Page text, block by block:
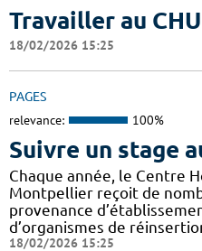
Travailler au CHU
18/02/2026 15:25
PAGES
relevance: 100%
Suivre un stage
Chaque année, le Centre
Montpellier reçoit de
provenance
d’organismes de
18/02/2026 15:25